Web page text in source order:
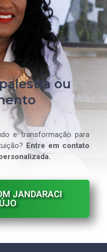
ou
e transformação para
Entre em contato
JANDARACI